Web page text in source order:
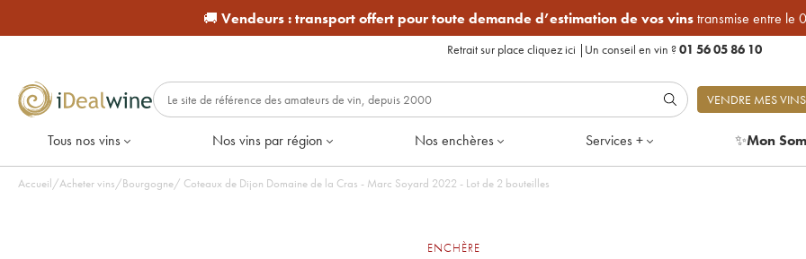
🚚 Vendeurs :transport offert pour toute demande d’estimation de vos vinstransmise entre le
Retrait sur place cliquez ici | Un conseil en vin ?01 56 05 86 10
VENDRE MES VINS
Tous nos vins Nos vins par région Nos enchères Services + ✨Mon
Accueil/Acheter vins/Bourgogne/ Coteaux de Dijon Domaine de la Cras - Marc Soyard 2022 - Lot de 2 bouteilles
ENCHÈRE